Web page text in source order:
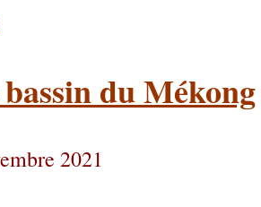
du Mékong
2021